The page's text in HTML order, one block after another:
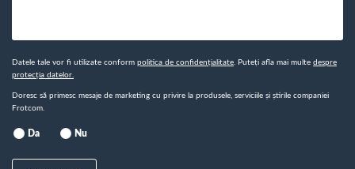
Datele tale vor fi utilizate conform politica de confidențialitate . Puteți afla mai multe despre
protecția datelor.
Doresc să primesc mesaje de marketing cu privire la produsele, serviciile și știrile companiei
Frotcom.
Da Nu